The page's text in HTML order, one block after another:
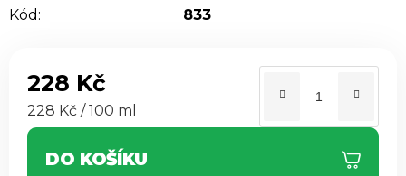
Kód:
833
228 Kč
Měrná cena:
228 Kč / 100 ml
DO KOŠÍKU